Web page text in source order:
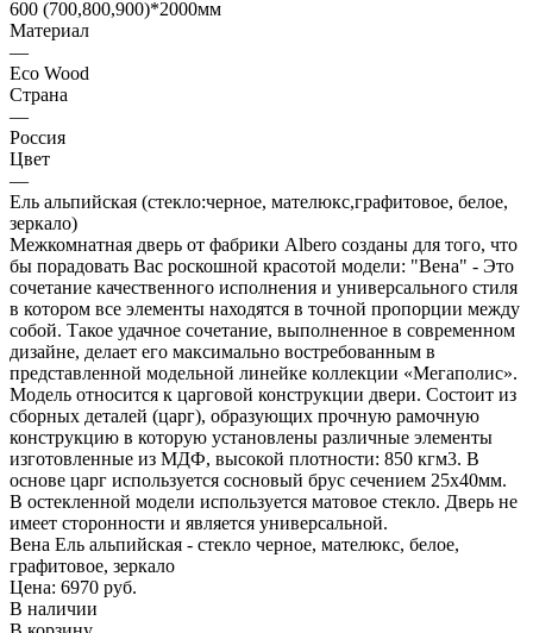
600 (700,800,900)*2000мм
Материал
—
Eco Wood
Страна
—
Россия
Цвет
—
Ель альпийская (стекло:черное, мателюкс,графитовое, белое,
зеркало)
Межкомнатная дверь от фабрики Albero созданы для того, что
бы порадовать Вас роскошной красотой модели: "Вена" - Это
сочетание качественного исполнения и универсального стиля
в котором все элементы находятся в точной пропорции между
собой. Такое удачное сочетание, выполненное в современном
дизайне, делает его максимально востребованным в
представленной модельной линейке коллекции «Мегаполис».
Модель относится к царговой конструкции двери. Состоит из
сборных деталей (царг), образующих прочную рамочную
конструкцию в которую установлены различные элементы
изготовленные из МДФ, высокой плотности: 850 кгм3. В
основе царг используется сосновый брус сечением 25х40мм.
В остекленной модели используется матовое стекло. Дверь не
имеет сторонности и является универсальной.
Вена Ель альпийская - стекло черное, мателюкс, белое,
графитовое, зеркало
Цена: 6970 руб.
В наличии